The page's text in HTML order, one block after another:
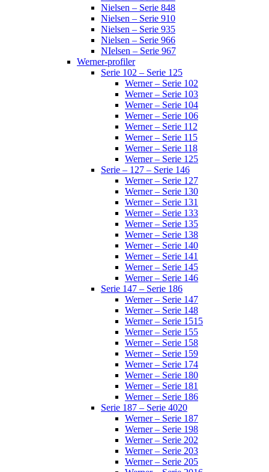
Nielsen – Serie 848
Nielsen – Serie 910
Nielsen – Serie 935
Nielsen – Serie 966
NIelsen – Serie 967
Werner-profiler
Serie 102 – Serie 125
Werner – Serie 102
Werner – Serie 103
Werner – Serie 104
Werner – Serie 106
Werner – Serie 112
Werner – Serie 115
Werner – Serie 118
Werner – Serie 125
Serie – 127 – Serie 146
Werner – Serie 127
Werner – Serie 130
Werner – Serie 131
Werner – Serie 133
Werner – Serie 135
Werner – Serie 138
Werner – Serie 140
Werner – Serie 141
Werner – Serie 145
Werner – Serie 146
Serie 147 – Serie 186
Werner – Serie 147
Werner – Serie 148
Werner – Serie 1515
Werner – Serie 155
Werner – Serie 158
Werner – Serie 159
Werner – Serie 174
Werner – Serie 180
Werner – Serie 181
Werner – Serie 186
Serie 187 – Serie 4020
Werner – Serie 187
Werner – Serie 198
Werner – Serie 202
Werner – Serie 203
Werner – Serie 205